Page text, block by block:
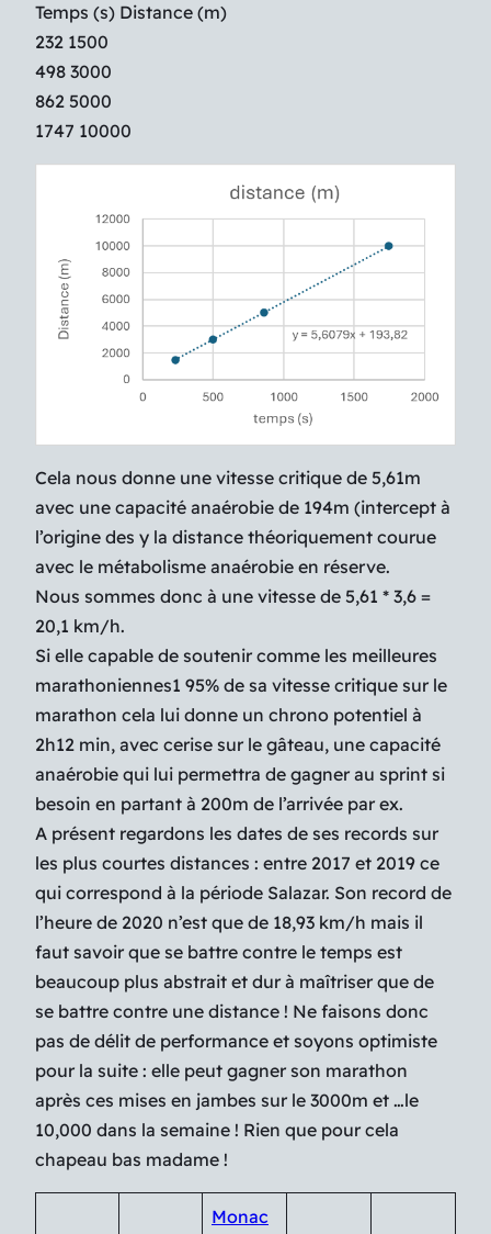
Temps (s) Distance (m)
232 1500
498 3000
862 5000
1747 10000
Cela nous donne une vitesse critique de 5,61m
avec une capacité anaérobie de 194m (intercept à
l’origine des y la distance théoriquement courue
avec le métabolisme anaérobie en réserve.
Nous sommes donc à une vitesse de 5,61 * 3,6 =
20,1 km/h.
Si elle capable de soutenir comme les meilleures
marathoniennes1 95% de sa vitesse critique sur le
marathon cela lui donne un chrono potentiel à
2h12 min, avec cerise sur le gâteau, une capacité
anaérobie qui lui permettra de gagner au sprint si
besoin en partant à 200m de l’arrivée par ex.
A présent regardons les dates de ses records sur
les plus courtes distances : entre 2017 et 2019 ce
qui correspond à la période Salazar. Son record de
l’heure de 2020 n’est que de 18,93 km/h mais il
faut savoir que se battre contre le temps est
beaucoup plus abstrait et dur à maîtriser que de
se battre contre une distance ! Ne faisons donc
pas de délit de performance et soyons optimiste
pour la suite : elle peut gagner son marathon
après ces mises en jambes sur le 3000m et …le
10,000 dans la semaine ! Rien que pour cela
chapeau bas madame !
Monac